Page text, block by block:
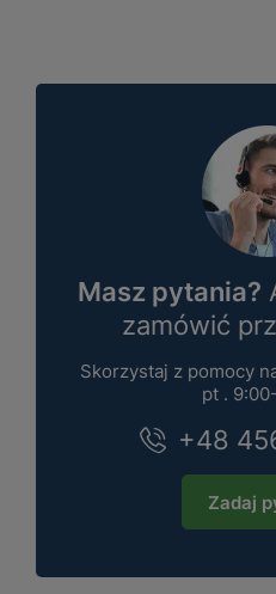
Masz pytania?
zamówić
Skorzystaj z pomocy
pt .
+48
Zadaj